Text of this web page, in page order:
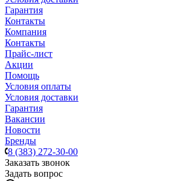
Гарантия
Контакты
Компания
Контакты
Прайс-лист
Акции
Помощь
Условия оплаты
Условия доставки
Гарантия
Вакансии
Новости
Бренды
8 (383) 272-30-00
Заказать звонок
Задать вопрос